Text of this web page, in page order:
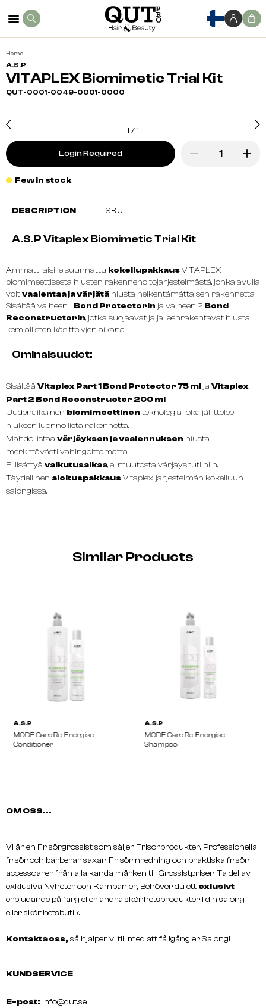
Home
A.S.P
VITAPLEX Biomimetic Trial Kit
QUT-0001-0049-0001-0000
1 /1
Login Required
Few in stock
DESCRIPTION SKU
A.S.P Vitaplex Biomimetic Trial Kit
Ammattilaisille suunnattu kokeilupakkausVITAPLEX-
biomimeettisesta hiusten rakennehoitojärjestelmästä, jonka avulla
voitvaalentaa ja värjätä hiusta heikentämättä sen rakennetta.
Sisältää vaiheen 1 Bond Protectorin ja vaiheen 2 Bond
Reconstructorin, jotka suojaavat ja jälleenrakentavat hiusta
kemiallisten käsittelyjen aikana.
Ominaisuudet:
Sisältää Vitaplex Part 1 Bond Protector 75 ml ja Vitaplex
Part 2 Bond Reconstructor 200 ml.
Uudenaikainen biomimeettinen teknologia, joka jäljittelee
hiuksen luonnollista rakennetta.
Mahdollistaa värjäyksen ja vaalennuksen hiusta
merkittävästi vahingoittamatta.
Ei lisättyä vaikutusaikaa, ei muutosta värjäysrutiiniin.
Täydellinen aloituspakkausVitaplex-järjestelmän kokeiluun
salongissa.
Similar Products
A.S.P
MODE Care Re-Energise
Conditioner
A.S.P
MODE Care Re-Energise
Shampoo
OM OSS...
Vi är en Frisörgrossist som säljer Frisörprodukter, Professionella
frisör och barberar saxar, Frisörinredning och praktiska frisör
accessoarer från alla kända märken till Grossistpriser. Ta del av
exklusiva Nyheter och Kampanjer, Behöver du ett exlusivt
erbjudande på färg eller andra skönhetsprodukter i din salong
eller skönhetsbutik.
Kontakta oss, så hjälper vi till med att få igång er Salong!
KUNDSERVICE
E-post: info@qut.se